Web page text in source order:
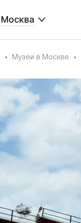
Москва
Музеи в Москве